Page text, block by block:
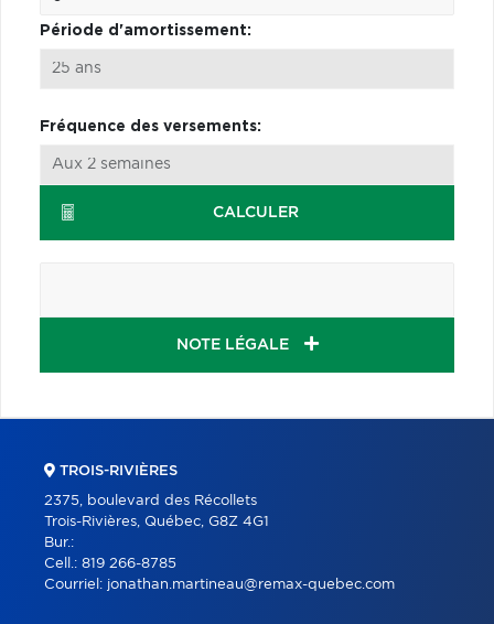
Période d'amortissement:
Fréquence des versements:
CALCULER
NOTE LÉGALE
TROIS-RIVIÈRES
2375, boulevard des Récollets
Trois-Rivières, Québec, G8Z 4G1
Bur.:
Cell.: 819 266-8785
Courriel: jonathan.martineau@remax-quebec.com